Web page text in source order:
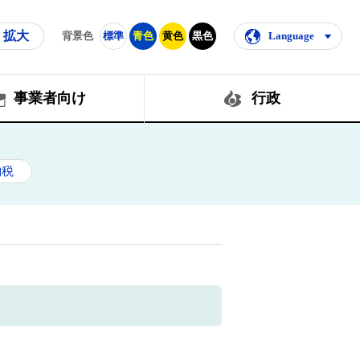
拡大 背景色 標準 青色 黄色 黒色 Language
事業者向け 行政